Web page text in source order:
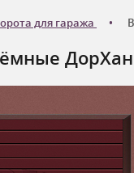
для гаража
ДорХан